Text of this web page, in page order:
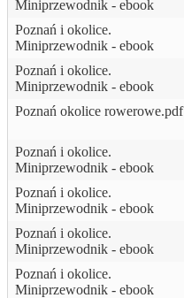
Miniprzewodnik - ebook
Poznań i okolice.
Miniprzewodnik - ebook
Poznań i okolice.
Miniprzewodnik - ebook
Poznań okolice rowerowe.pdf
Poznań i okolice.
Miniprzewodnik - ebook
Poznań i okolice.
Miniprzewodnik - ebook
Poznań i okolice.
Miniprzewodnik - ebook
Poznań i okolice.
Miniprzewodnik - ebook